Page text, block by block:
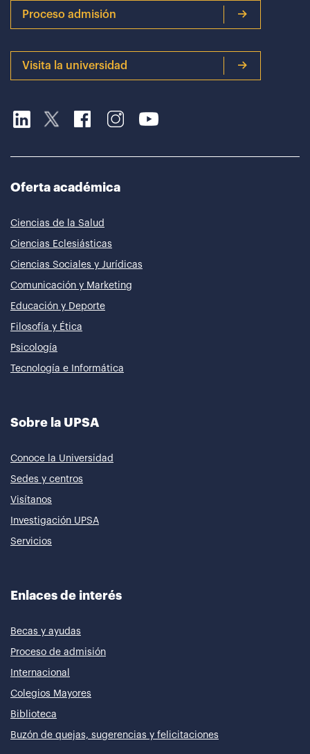
Proceso admisión
Visita la universidad
Oferta académica
Ciencias de la Salud
Ciencias Eclesiásticas
Ciencias Sociales y Jurídicas
Comunicación y Marketing
Educación y Deporte
Filosofía y Ética
Psicología
Tecnología e Informática
Sobre la UPSA
Conoce la Universidad
Sedes y centros
Visítanos
Investigación UPSA
Servicios
Enlaces de interés
Becas y ayudas
Proceso de admisión
Internacional
Colegios Mayores
Biblioteca
Buzón de quejas, sugerencias y felicitaciones